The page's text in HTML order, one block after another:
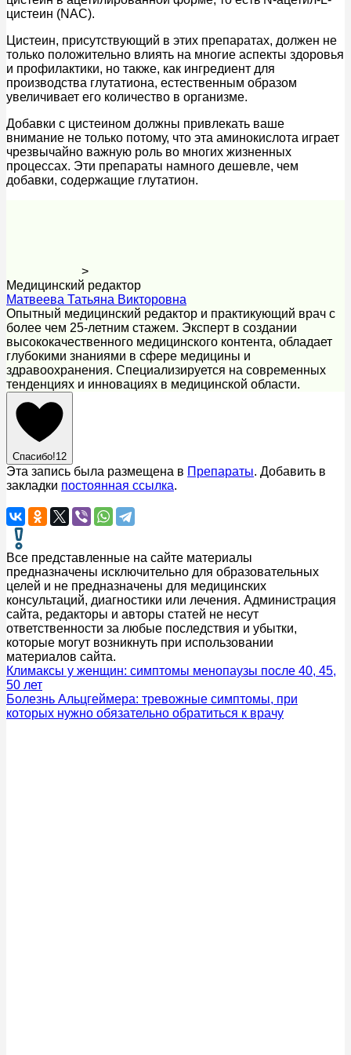
цистеин (NAC).
Цистеин, присутствующий в этих препаратах, должен не
только положительно влиять на многие аспекты здоровья
и профилактики, но также, как ингредиент для
производства глутатиона, естественным образом
увеличивает его количество в организме.
Добавки с цистеином должны привлекать ваше
внимание не только потому, что эта аминокислота играет
чрезвычайно важную роль во многих жизненных
процессах. Эти препараты намного дешевле, чем
добавки, содержащие глутатион.
>
Медицинский редактор
Матвеева Татьяна Викторовна
Опытный медицинский редактор и практикующий врач с
более чем 25-летним стажем. Эксперт в создании
высококачественного медицинского контента, обладает
глубокими знаниями в сфере медицины и
здравоохранения. Специализируется на современных
тенденциях и инновациях в медицинской области.
Спасибо!12
Эта запись была размещена в Препараты. Добавить в
закладки постоянная ссылка.
Все представленные на сайте материалы
предназначены исключительно для образовательных
целей и не предназначены для медицинских
консультаций, диагностики или лечения. Администрация
сайта, редакторы и авторы статей не несут
ответственности за любые последствия и убытки,
которые могут возникнуть при использовании
материалов сайта.
Климаксы у женщин: симптомы менопаузы после 40, 45,
50 лет
Болезнь Альцгеймера: тревожные симптомы, при
которых нужно обязательно обратиться к врачу